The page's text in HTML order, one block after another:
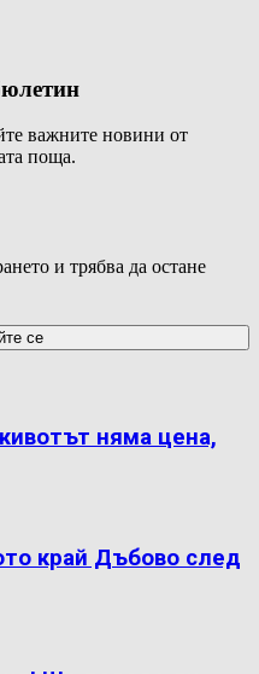
важните новини от
поща.
и трябва да остане
няма цена,
край Дъбово след